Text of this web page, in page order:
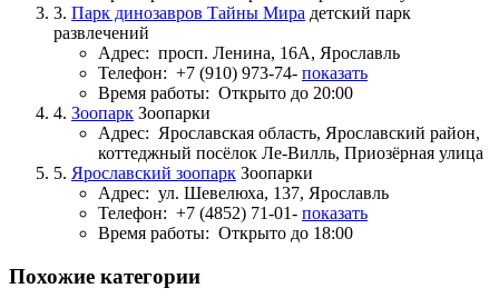
3. Парк динозавров Тайны Мира детский парк
развлечений
Адрес: просп. Ленина, 16А, Ярославль
Телефон: +7 (910) 973-74- показать
Время работы: Открыто до 20:00
4. Зоопарк Зоопарки
Адрес: Ярославская область, Ярославский район,
коттеджный посёлок Ле-Вилль, Приозёрная улица
5. Ярославский зоопарк Зоопарки
Адрес: ул. Шевелюха, 137, Ярославль
Телефон: +7 (4852) 71-01- показать
Время работы: Открыто до 18:00
Похожие категории